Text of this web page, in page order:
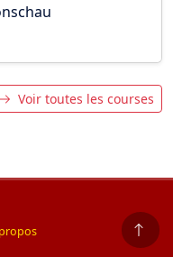
Voir toutes les courses